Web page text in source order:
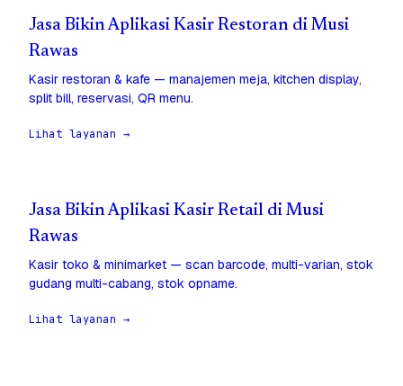
Jasa Bikin Aplikasi Kasir Restoran di Musi
Rawas
Kasir restoran & kafe — manajemen meja, kitchen display,
split bill, reservasi, QR menu.
Lihat layanan →
Jasa Bikin Aplikasi Kasir Retail di Musi
Rawas
Kasir toko & minimarket — scan barcode, multi-varian, stok
gudang multi-cabang, stok opname.
Lihat layanan →